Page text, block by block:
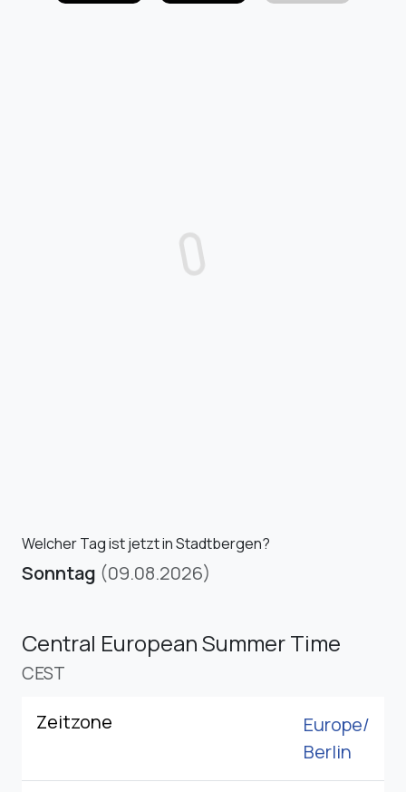
Welcher Tag ist jetzt in Stadtbergen?
Sonntag (09.08.2026)
Central European Summer Time
CEST
Zeitzone
Europe/
Berlin